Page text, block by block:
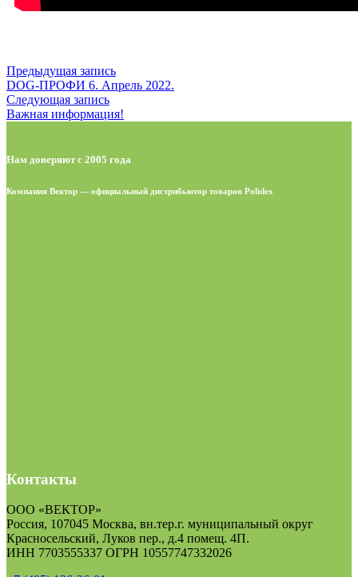
Предыдущая запись
DOG-ПРОФИ 6. Апрель 2022.
Следующая запись
Важная информация!
Нам доверяют с 2005 года
Компания Вектор — официальный дистрибьютор товаров Polidex
Контакты
ООО «ВЕКТОР»
Россия, 107045 Москва, вн.тер.г. муниципальный округ
Красносельский, Луков пер., д.4 помещ. 4П.
ИНН 7703555337 ОГРН 10557747332026